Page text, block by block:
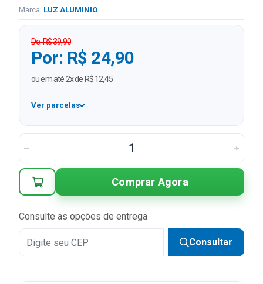
Marca: LUZ ALUMINIO
De: R$ 39,90
Por: R$ 24,90
ou em até 2x de R$ 12,45
Ver parcelas
1x R$ 24,90
Comprar Agora
Consulte as opções de entrega
Consultar